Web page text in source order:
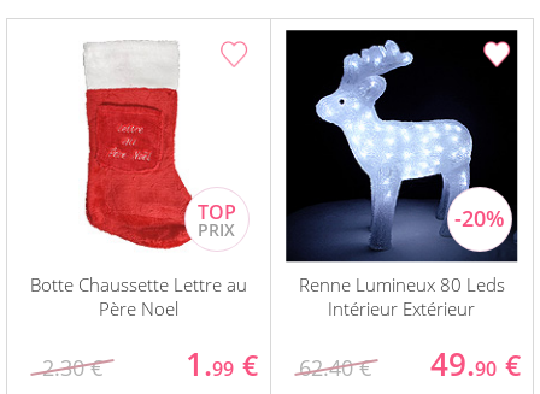
Botte Chaussette Lettre au
Père Noel
2.30 € 1.99 €
Renne Lumineux 80 Leds
Intérieur Extérieur
62.40 € 49.90 €